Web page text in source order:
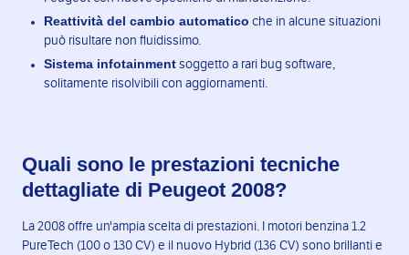
Reattività del cambio automatico che in alcune situazioni
può risultare non fluidissimo.
Sistema infotainment soggetto a rari bug software,
solitamente risolvibili con aggiornamenti.
Quali sono le prestazioni tecniche
dettagliate di Peugeot 2008?
La 2008 offre un'ampia scelta di prestazioni. I motori benzina 1.2
PureTech (100 o 130 CV) e il nuovo Hybrid (136 CV) sono brillanti e